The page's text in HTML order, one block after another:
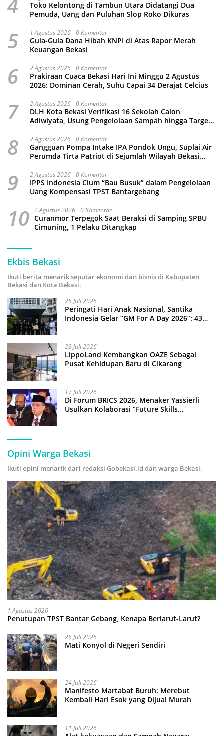
Toko Kelontong di Tambun Utara Didatangi Dua
Pemuda, Uang dan Puluhan Slop Roko Dikuras
5 1 Agustus 2026 0 Komentar
Gula-Gula Dana Hibah KNPI di Atas Rapor Merah
Keuangan Bekasi
6 2 Agustus 2026 0 Komentar
Prakiraan Cuaca Bekasi Hari Ini Minggu 2 Agustus
2026: Dominan Cerah, Suhu Capai 34 Derajat Celcius
7 2 Agustus 2026 0 Komentar
DLH Kota Bekasi Verifikasi 16 Sekolah Calon
Adiwiyata, Usung Pengelolaan Sampah hingga Target
8 2 Agustus 2026 0 Komentar
Gangguan Pompa Intake IPA Pondok Ungu, Suplai Air
Perumda Tirta Patriot di Sejumlah Wilayah Bekasi
9 2 Agustus 2026 0 Komentar
IPPS Indonesia Cium “Bau Busuk” dalam Pengelolaan
Uang Kompensasi TPST Bantargebang
10 2 Agustus 2026 0 Komentar
Curanmor Terpegok Saat Beraksi di Samping SPBU
Cimuning, 1 Pelaku Ditangkap
Ekbis Bekasi
Ikuti berita menarik seputar ekonomi dan bisnis di Kabupaten
Bekasi dan Kota Bekasi.
25 Juli 2026
Peringati Hari Anak Nasional, Santika
Indonesia Gelar “GM For A Day 2026”: 43
23 Juli 2026
LippoLand Kembangkan OAZE Sebagai
Pusat Kehidupan Baru di Cikarang
17 Juli 2026
Di Forum BRICS 2026, Menaker Yassierli
Usulkan Kolaborasi “Future Skills
Opini Warga Bekasi
Ikuti opini menarik dari redaksi Gobekasi.id dan warga Bekasi.
1 Agustus 2026
Penutupan TPST Bantar Gebang, Kenapa Berlarut-Larut?
26 Juli 2026
Mati Konyol di Negeri Sendiri
24 Juli 2026
Manifesto Martabat Buruh: Merebut
Kembali Hari Esok yang Dijual Murah
11 Juli 2026